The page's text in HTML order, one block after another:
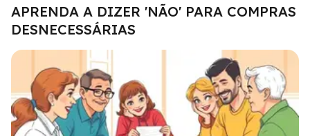
APRENDA A DIZER 'NÃO' PARA COMPRAS
DESNECESSÁRIAS